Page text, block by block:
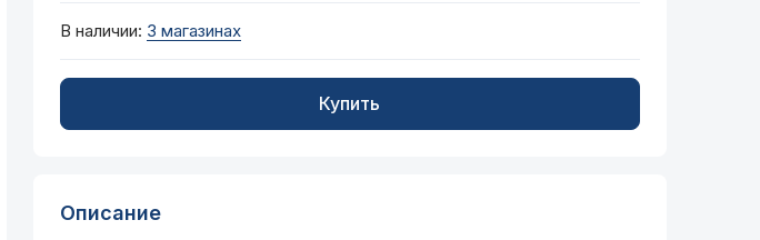
В наличии: 3 магазинах
Купить
Описание